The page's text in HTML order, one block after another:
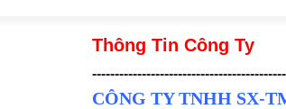
Thông Tin Công Ty
CÔNG TY TNHH SX-